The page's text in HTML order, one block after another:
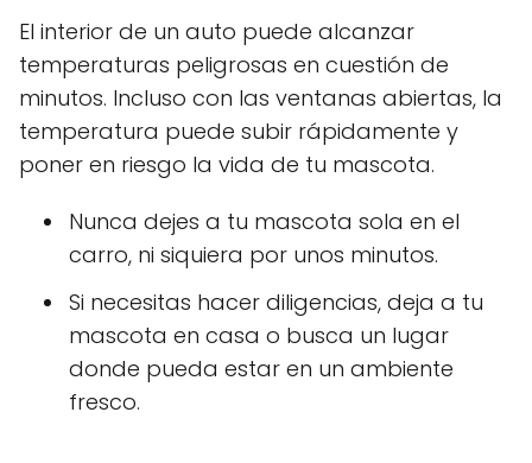
El interior de un auto puede alcanzar
temperaturas peligrosas en cuestión de
minutos. Incluso con las ventanas abiertas, la
temperatura puede subir rápidamente y
poner en riesgo la vida de tu mascota.
Nunca dejes a tu mascota sola en el
carro, ni siquiera por unos minutos.
Si necesitas hacer diligencias, deja a tu
mascota en casa o busca un lugar
donde pueda estar en un ambiente
fresco.